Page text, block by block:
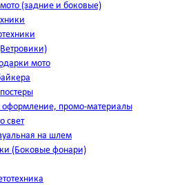
(задние и боковые)
мото
оформление, промо-материалы
свет
на шлем
(Боковые фонари)